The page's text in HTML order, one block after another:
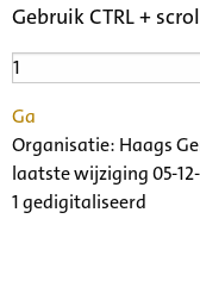
Gebruik CTRL +
Ga
Organisatie: Haags
laatste wijziging 05-
1 gedigitaliseerd